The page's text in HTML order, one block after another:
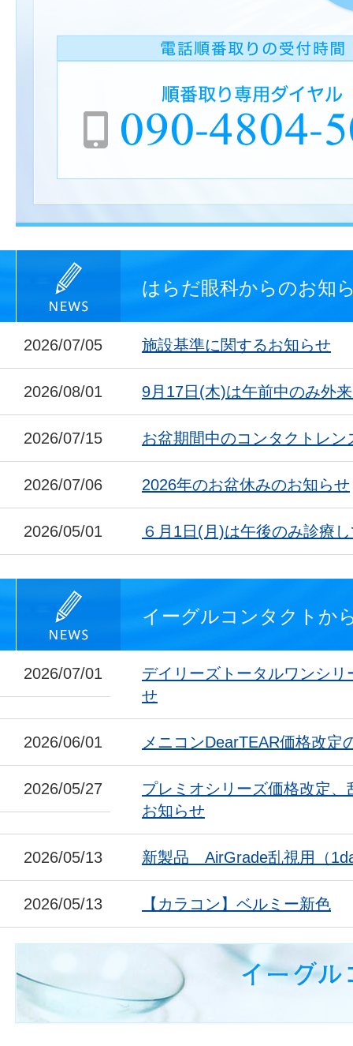
はらだ眼科からのお知
2026/07/05 施設基準に関するお知らせ
2026/08/01 9月17日(木)は午前中のみ外
2026/07/15 お盆期間中のコンタクトレン
2026/07/06 2026年のお盆休みのお知らせ
2026/05/01 ６月1日(月)は午後のみ診療
イーグルコンタクトか
2026/07/01
デイリーズトータルワンシ
せ
2026/06/01 メニコンDearTEAR価格改定
2026/05/27
プレミオシリーズ価格改定
お知らせ
2026/05/13 新製品 AirGrade乱視用（
2026/05/13 【カラコン】ベルミー新色